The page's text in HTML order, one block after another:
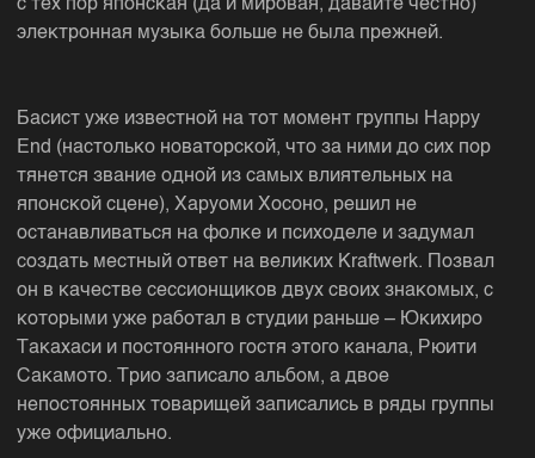
с тех пор японская (да и мировая, давайте честно)
электронная музыка больше не была прежней.
Басист уже известной на тот момент группы Happy
End (настолько новаторской, что за ними до сих пор
тянется звание одной из самых влиятельных на
японской сцене), Харуоми Хосоно, решил не
останавливаться на фолке и психоделе и задумал
создать местный ответ на великих Kraftwerk. Позвал
он в качестве сессионщиков двух своих знакомых, с
которыми уже работал в студии раньше – Юкихиро
Такахаси и постоянного гостя этого канала, Рюити
Сакамото. Трио записало альбом, а двое
непостоянных товарищей записались в ряды группы
уже официально.